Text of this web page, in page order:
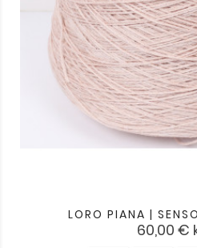
LORO PIANA |
Kaina
60,00 €